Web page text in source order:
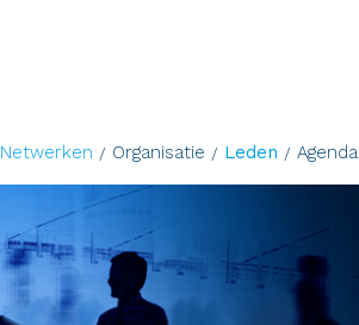
Netwerken Organisatie Leden Agenda